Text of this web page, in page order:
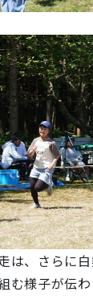
は、さらに
む様子が伝わ